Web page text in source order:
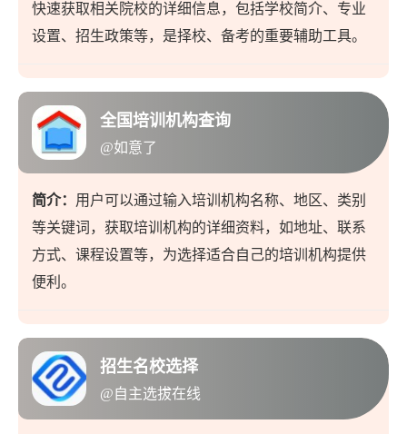
快速获取相关院校的详细信息，包括学校简介、专业
设置、招生政策等，是择校、备考的重要辅助工具。
全国培训机构查询
@如意了
简介： 用户可以通过输入培训机构名称、地区、类别
等关键词，获取培训机构的详细资料，如地址、联系
方式、课程设置等，为选择适合自己的培训机构提供
便利。
招生名校选择
@自主选拔在线